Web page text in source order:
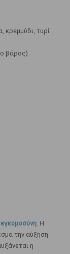
κρεμμύδι, τυρί
βάρος)
. Η
την αύξηση
η